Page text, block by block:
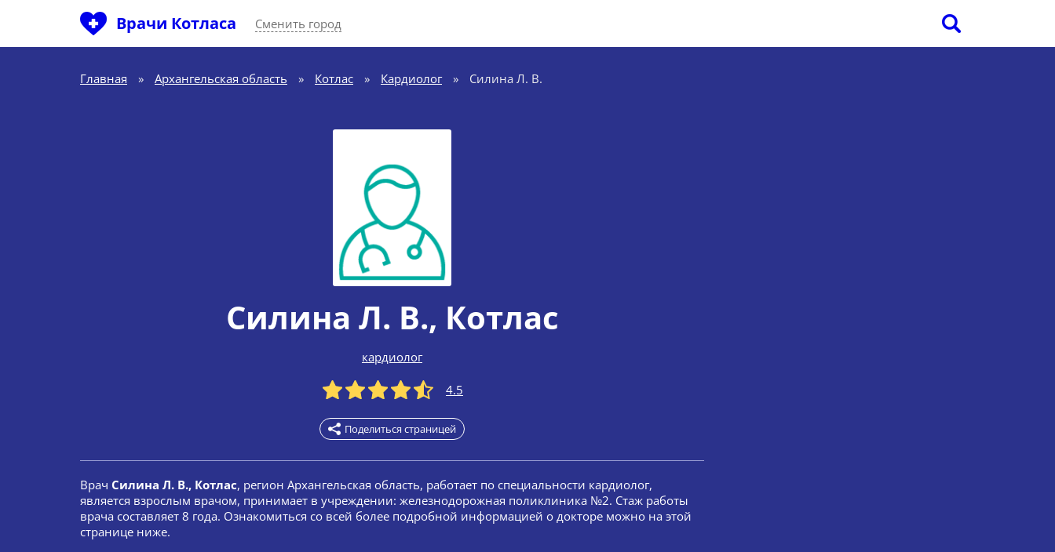
Врачи Котласа Сменить город
Главная » Архангельская область » Котлас » Кардиолог » Силина Л. В.
Силина Л. В., Котлас
кардиолог
4.5
Поделиться страницей
Врач Силина Л. В., Котлас, регион Архангельская область, работает по специальности кардиолог,
является взрослым врачом, принимает в учреждении: железнодорожная поликлиника №2. Стаж работы
врача составляет 8 года. Ознакомиться со всей более подробной информацией о докторе можно на этой
странице ниже.